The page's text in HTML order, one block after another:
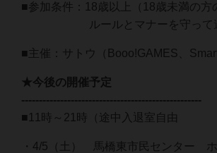
■参加条件：18歳以上（18歳未満の
ルールとマナーを守って遊
■主催：サトウ（Booo!GAMES、
★今後の開催予定
---------------------------------------------------
■11時～21時（途中入退室自由
・4/5（土） 馬橋東市民センター